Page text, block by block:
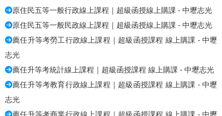
原住民五等一般行政線上課程｜超級函授線上購課 - 中壢志光
原住民五等一般民政線上課程｜超級函授線上購課 - 中壢志光
薦任升等考勞工行政線上課程｜超級函授課程 線上購課 - 中壢
志光
薦任升等考統計線上課程｜超級函授課程 線上購課 - 中壢志光
薦任升等考教育行政線上課程｜超級函授課程 線上購課 - 中壢
志光
薦任升等考商業行政線上課程｜超級函授課程 線上購課 - 中壢